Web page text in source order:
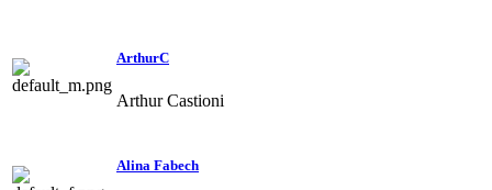
ArthurC
Arthur Castioni
Alina Fabech